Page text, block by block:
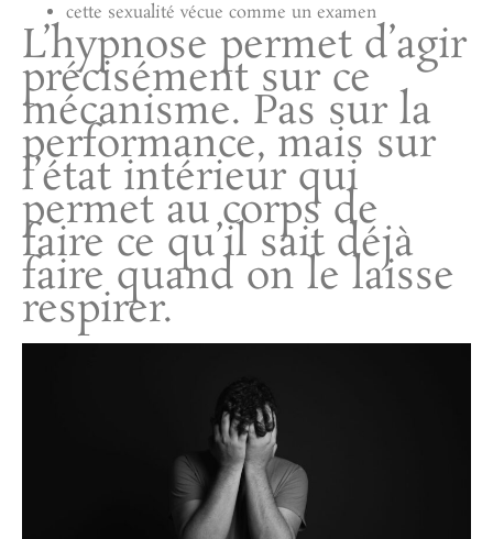
cette sexualité vécue comme un examen
L’hypnose permet d’agir
précisément sur ce
mécanisme. Pas sur la
performance, mais sur
l’état intérieur qui
permet au corps de
faire ce qu’il sait déjà
faire quand on le laisse
respirer.